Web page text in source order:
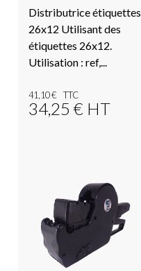
Distributrice étiquettes
26x12 Utilisant des
étiquettes 26x12.
Utilisation : ref,...
41,10€
34,25€ HT